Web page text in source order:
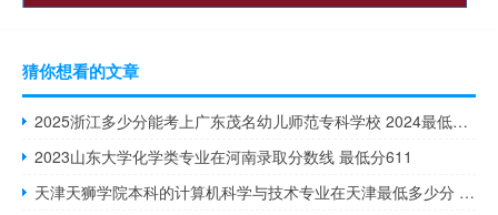
猜你想看的文章
2025浙江多少分能考上广东茂名幼儿师范专科学校 2024最低391分
2023山东大学化学类专业在河南录取分数线 最低分611
天津天狮学院本科的计算机科学与技术专业在天津最低多少分 最低分:449